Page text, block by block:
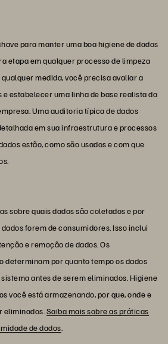
para manter uma boa higiene de dados
etapa em qualquer processo de limpeza
medida, você precisa avaliar a
e estabelecer uma linha de base realista da
Uma auditoria típica de dados
em sua infraestrutura e processos
estão, como são usados e com que
sobre quais dados são coletados e por
forem de consumidores. Isso inclui
e remoção de dados. Os
determinam por quanto tempo os dados
antes de serem eliminados. Higiene
você está armazenando, por que, onde e
eliminados. Saiba mais sobre as práticas
de dados